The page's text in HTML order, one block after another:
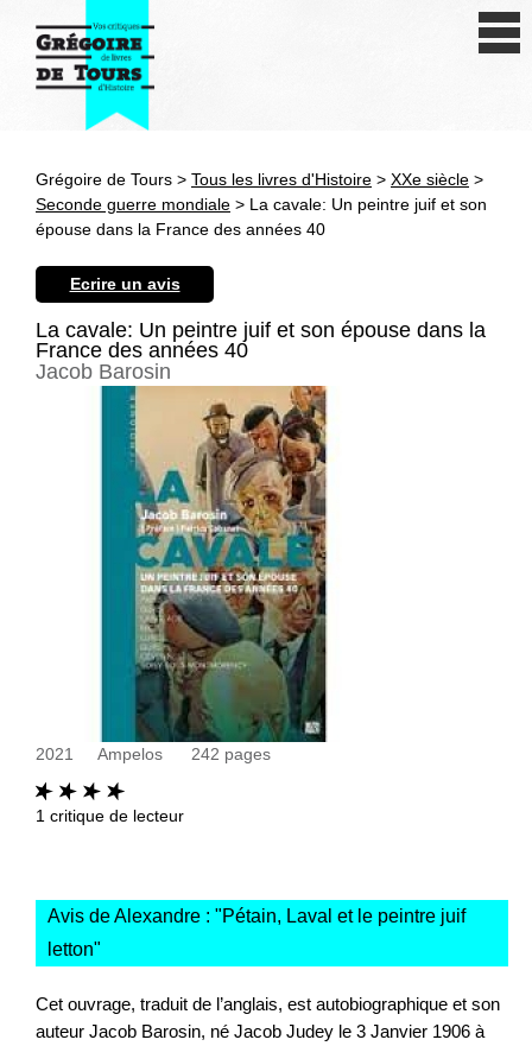
Antiquité
Révolution et XIXe siècle
XXe siècle
Autres civilisations
Thématiques
Grégoire de Tours > Tous les livres d'Histoire > XXe siècle >
Seconde guerre mondiale > La cavale: Un peintre juif et son
épouse dans la France des années 40
Ecrire un avis
La cavale: Un peintre juif et son épouse dans la
France des années 40
Jacob Barosin
2021 Ampelos 242 pages
1 critique de lecteur
Avis de Alexandre : "Pétain, Laval et le peintre juif
letton"
Cet ouvrage, traduit de l’anglais, est autobiographique et son
auteur Jacob Barosin, né Jacob Judey le 3 Janvier 1906 à